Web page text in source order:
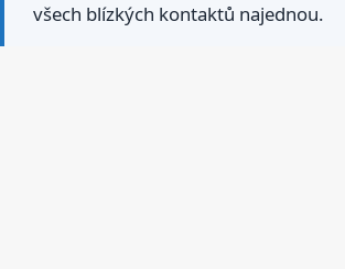
všech blízkých kontaktů najednou.